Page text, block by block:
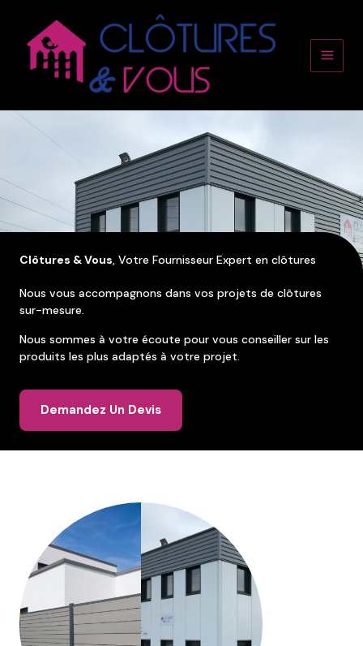
contenu
Menu
Clôtures & Vous, Votre Fournisseur Expert en clôtures
Nous vous accompagnons dans vos projets de clôtures
sur-mesure.
Nous sommes à votre écoute pour vous conseiller sur les
produits les plus adaptés à votre projet.
Demandez Un Devis